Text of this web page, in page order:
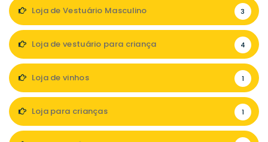
Loja de Vestuário Masculino 3
Loja de vestuário para criança 4
Loja de vinhos 1
Loja para crianças 1